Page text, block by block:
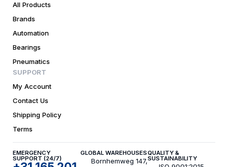
All Products
Brands
Automation
Bearings
Pneumatics
SUPPORT
My Account
Contact Us
Shipping Policy
Terms
EMERGENCY
SUPPORT (24/7)
GLOBAL WAREHOUSES
Bornhemweg 147,
QUALITY &
SUSTAINABILITY